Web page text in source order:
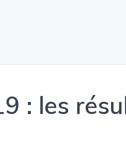
: les